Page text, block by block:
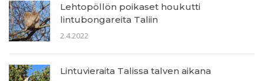
Lehtopöllön poikaset houkutti
lintubongareita Taliin
2.4.2022
Lintuvieraita Talissa talven aikana